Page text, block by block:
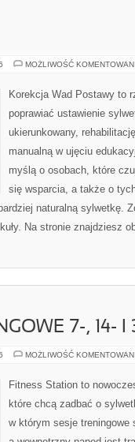
MOŻLIWOŚĆ
Korekcja Wad Postawy to
poprawiać ustawienie
ukierunkowany,
manualną w ujęciu
myślą o osobach, które
się wsparcia, a także o
naturalną sylwetkę.
Na stronie znajdziesz
7-, 14-
MOŻLIWOŚĆ
Fitness Station to
które chcą zadbać o
w którym sesje treningowe